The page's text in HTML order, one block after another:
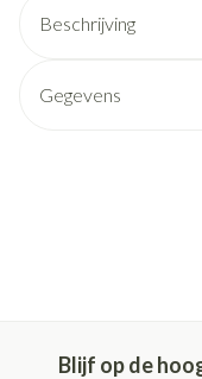
Beschrijving
Gegevens
Blijf op de